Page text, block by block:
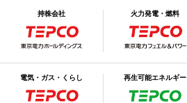
持株会社 火力発電・燃料
電気・ガス・くらし 再生可能エネルギー